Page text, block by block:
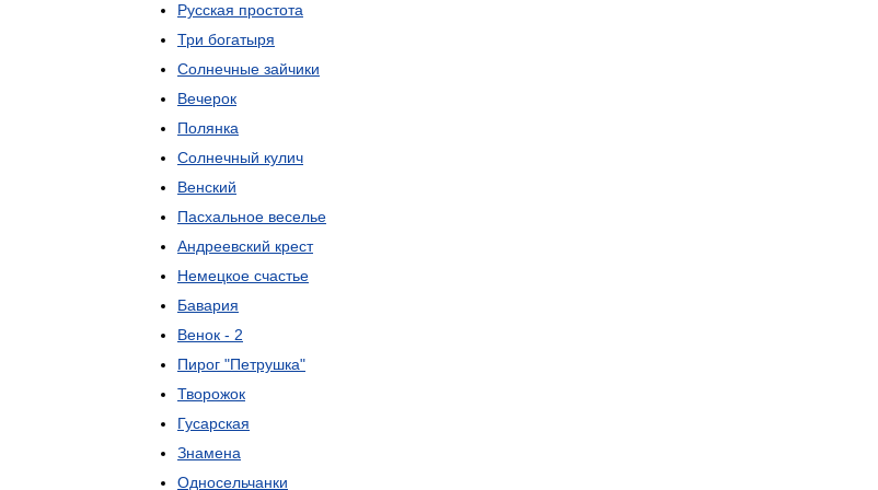
Русская простота
Три богатыря
Солнечные зайчики
Вечерок
Полянка
Солнечный кулич
Венский
Пасхальное веселье
Андреевский крест
Немецкое счастье
Бавария
Венок - 2
Пирог "Петрушка"
Творожок
Гусарская
Знамена
Односельчанки